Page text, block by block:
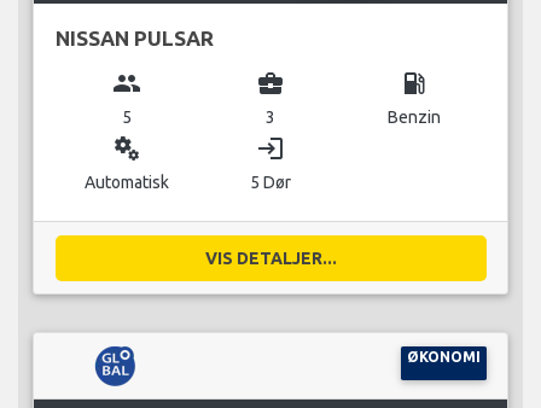
NISSAN PULSAR
group
5
business_center
3
local_gas_station
Benzin
miscellaneous_services
Automatisk
login
5 Dør
VIS DETALJER...
ØKONOMI